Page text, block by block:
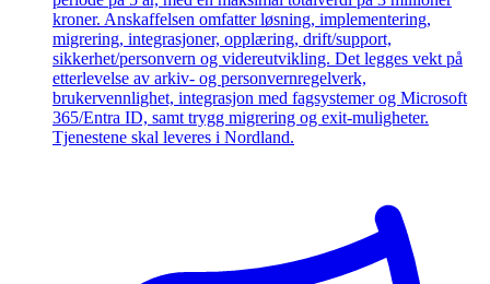
kroner. Anskaffelsen omfatter løsning, implementering,
migrering, integrasjoner, opplæring, drift/support,
sikkerhet/personvern og videreutvikling. Det legges vekt på
etterlevelse av arkiv- og personvernregelverk,
brukervennlighet, integrasjon med fagsystemer og Microsoft
365/Entra ID, samt trygg migrering og exit-muligheter.
Tjenestene skal leveres i Nordland.